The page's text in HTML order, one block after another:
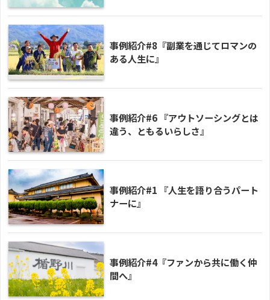
事例紹介#8『副業を通じてロマンの
ある人生に』
事例紹介#6 『アウトソーシングとは
違う、ともるいらしさ』
事例紹介#1 『人生を語り合うパート
ナーに』
事例紹介#4『ファンから共に働く仲
間へ』